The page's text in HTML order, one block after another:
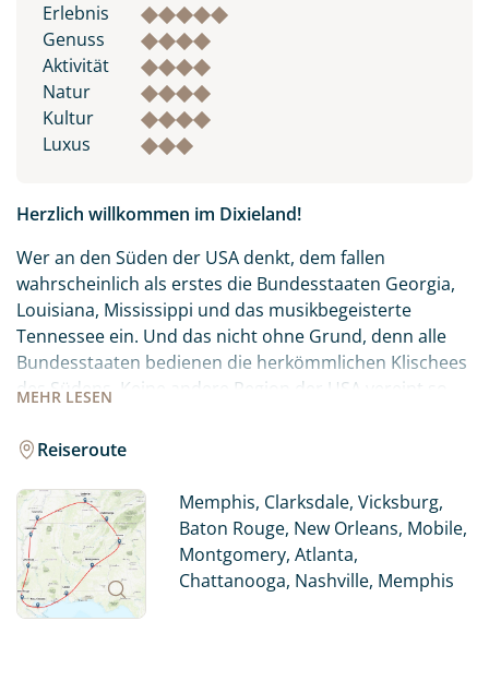
Erlebnis
Genuss
Aktivität
Natur
Kultur
Luxus
MEHR LESEN
Herzlich willkommen im Dixieland!
Wer an den Süden der USA denkt, dem fallen
wahrscheinlich als erstes die Bundesstaaten Georgia,
Louisiana, Mississippi und das musikbegeisterte
Tennessee ein. Und das nicht ohne Grund, denn alle
Bundesstaaten bedienen die herkömmlichen Klischees
des Südens. Keine andere Region der USA vereint so
Lebensfreude wie die Südstaaten. Hier finden Sie eine
Mischung aus Dixieland-Musik, legendären
Schaufelraddampfern und stattlichen
Herrschaftshäusern, wie man sie aus „Fackeln im
Sturm“ und „Vom Winde verweht“ kennt.
Rüschenkleider, Kavaliere und Bilderbuch-Städte – es
gibt viele gute Gründe, die Südstaaten der USA zu
Reiseroute
Memphis, Clarksdale, Vicksburg,
Baton Rouge, New Orleans, Mobile,
Montgomery, Atlanta,
Chattanooga, Nashville, Memphis